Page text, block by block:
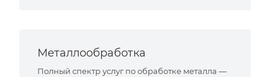
Металлообработка
Полный спектр услуг по обработке металла —